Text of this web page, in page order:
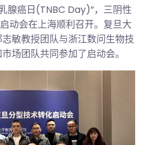
腺癌日(TNBC Day)”，三阴性
动会在上海顺利召开。复旦大
敏教授团队与浙江数问生物技
场团队共同参加了启动会。